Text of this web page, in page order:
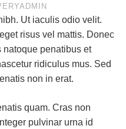
Ut iaculis odio velit.
risus vel mattis. Donec
natoque penatibus et
ridiculus mus. Sed
non in erat.
quam. Cras non
pulvinar urna id